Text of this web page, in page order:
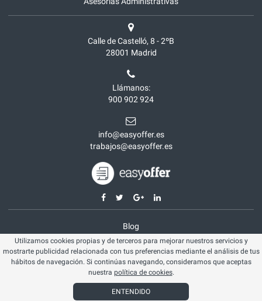
Calle de Castelló, 8 - 2ºB
28001 Madrid
Llámanos:
900 902 924
info@easyoffer.es
trabajos@easyoffer.es
Blog
Opiniones
Aviso legal
Política cookies
© Easyoffer 2026. Todos los derechos reservados
Utilizamos cookies propias y de terceros para mejorar nuestros servicios y
mostrarte publicidad relacionada con tus preferencias mediante el análisis de tus
hábitos de navegación. Si continúas navegando, consideramos que aceptas
nuestra política de cookies.
ENTENDIDO